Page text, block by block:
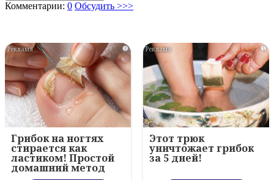
Комментарии: 0 Обсудить >>>
i
Грибок на ногтях
стирается как
ластиком! Простой
домашний метод
i
Этот трюк
уничтожает грибок
за 5 дней!